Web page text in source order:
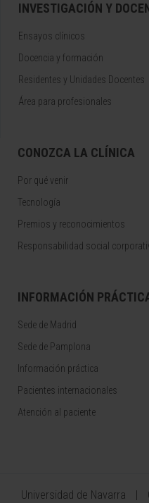
INVESTIGACIÓN Y
Ensayos clínicos
Docencia y formación
Residentes y Unidades Docentes
Área para profesionales
CONOZCA LA CLÍNICA
Por qué venir
Tecnología
Premios y reconocimientos
Responsabilidad social
INFORMACIÓN
Sede de Madrid
Sede de Pamplona
Información práctica
Pacientes internacionales
Atención al paciente
Universidad de Navarra